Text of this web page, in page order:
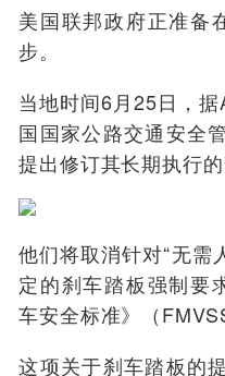
美国联邦政府正准备
步。
当地时间6月25日，
国国家公路交通安全
提出修订其长期执行的
他们将取消针对“无需
定的刹车踏板强制要
车安全标准》（
这项关于刹车踏板的